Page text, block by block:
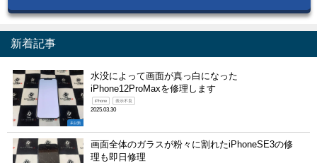
新着記事
未分類
水没によって画面が真っ白になった
iPhone12ProMaxを修理します
iPhone 表示不良
2025.03.30
画面全体のガラスが粉々に割れたiPhoneSE3の修
理も即日修理